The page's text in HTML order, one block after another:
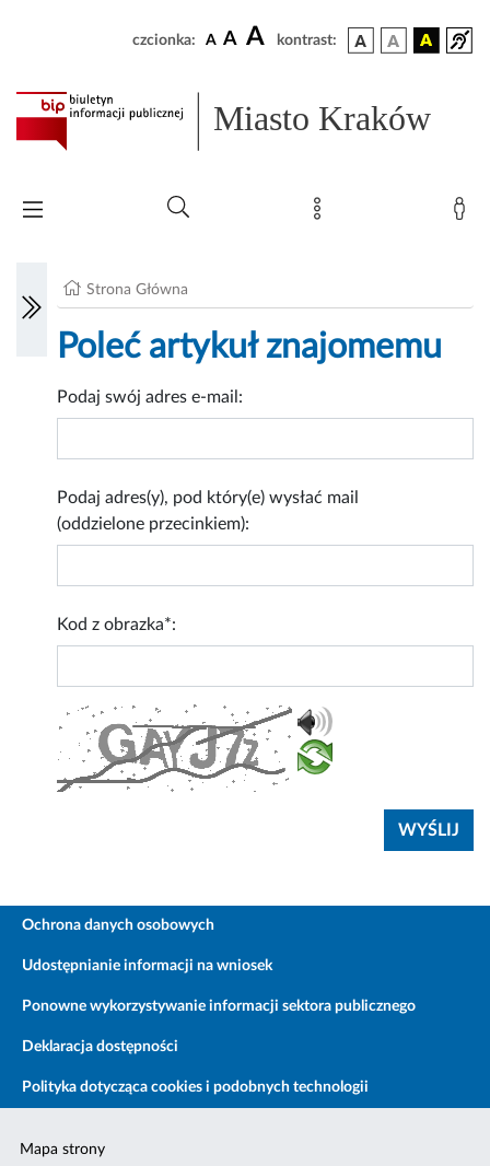
czcionka: A A A kontrast:
Miasto Kraków
Strona Główna
Poleć artykuł znajomemu
Podaj swój adres e-mail:
Podaj adres(y), pod który(e) wysłać mail
(oddzielone przecinkiem):
Kod z obrazka*:
Ochrona danych osobowych
Udostępnianie informacji na wniosek
Ponowne wykorzystywanie informacji sektora publicznego
Deklaracja dostępności
Polityka dotycząca cookies i podobnych technologii
Mapa strony